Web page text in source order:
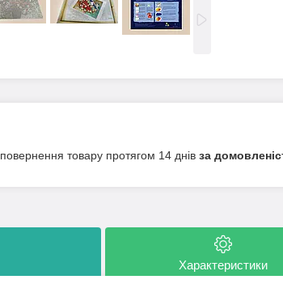
повернення товару протягом 14 днів за
Характеристики